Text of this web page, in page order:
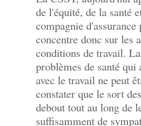
de l'équité, de la santé
compagnie
concentre donc sur les
conditions de travail.
problèmes de santé
avec le travail ne peut
constater que le sort
debout tout au long de
suffisamment de